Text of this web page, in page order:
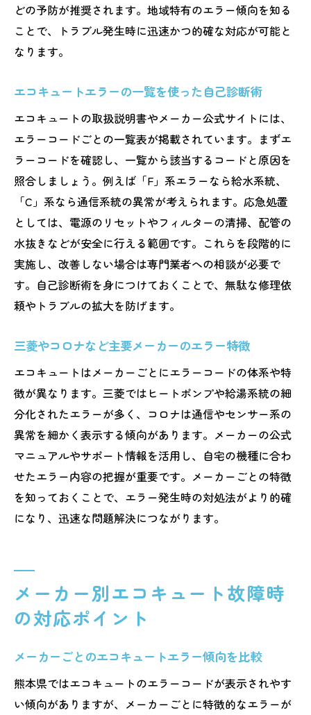
どの予防が推奨されます。地域特有のエラー傾向を知る
ことで、トラブル発生時に迅速かつ的確な対応が可能と
なります。
エコキュートエラーの一覧を使った自己診断術
エコキュートの取扱説明書やメーカー公式サイトには、
エラーコードごとの一覧表が掲載されています。まずエ
ラーコードを確認し、一覧から該当するコードと原因を
照合しましょう。例えば「F」系エラーなら給水系統、
「C」系なら通信系統の異常が考えられます。応急処置
としては、電源のリセットやフィルターの清掃、配管の
水抜きなどが安全に行える範囲です。これらを段階的に
実施し、改善しない場合は専門業者への相談が必要で
す。自己診断術を身につけておくことで、無駄な修理依
頼やトラブルの拡大を防げます。
三菱やコロナなど主要メーカーのエラー特徴
エコキュートはメーカーごとにエラーコードの体系や特
徴が異なります。三菱ではヒートポンプや給湯系統の細
分化されたエラーが多く、コロナは通信やセンサー系の
異常を細かく表示する傾向があります。メーカーの公式
マニュアルやサポート情報を活用し、自宅の機種に合わ
せたエラー内容の把握が重要です。メーカーごとの特徴
を知っておくことで、エラー発生時の対処法がより的確
になり、迅速な問題解決につながります。
メーカー別エコキュート故障時
の対応ポイント
メーカーごとのエコキュートエラー傾向を比較
熊本県ではエコキュートのエラーコードが表示されやす
い傾向がありますが、メーカーごとに特徴的なエラーが